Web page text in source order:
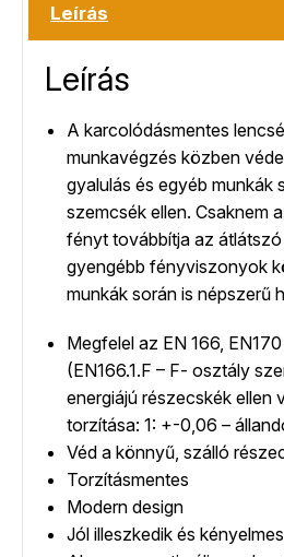
Leírás
Leírás
A karcolódásmentes
munkavégzés közben
gyalulás és egyéb munkák
szemcsék ellen. Csaknem
fényt továbbítja az
gyengébb fényviszonyok
munkák során is népszerű
Megfelel az EN 166,
(EN166.1.F – F- osztály
energiájú részecskék ellen
torzítása: 1: +-0,06 –
Véd a könnyű, szálló
Torzításmentes
Modern design
Jól illeszkedik és kényelmes